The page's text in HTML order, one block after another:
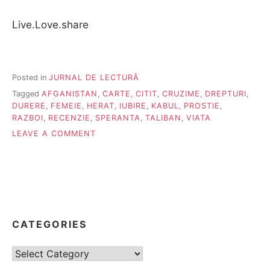
Live.Love.share
Posted in JURNAL DE LECTURĂ
Tagged AFGANISTAN CARTE CITIT CRUZIME DREPTURI
DURERE
FEMEIE HERAT IUBIRE KABUL PROSTIE
RAZBOI
RECENZIE SPERANTA TALIBAN
VIATA
LEAVE A COMMENT
CATEGORIES
Categories